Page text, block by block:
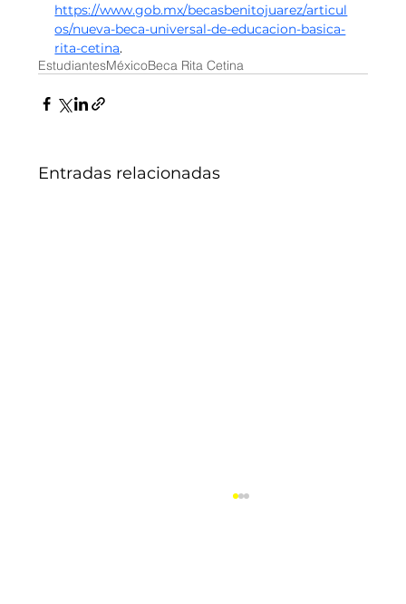
https://www.gob.mx/becasbenitojuarez/articul
os/nueva-beca-universal-de-educacion-basica-
rita-cetina.
EstudiantesMéxicoBeca Rita Cetina
Entradas relacionadas